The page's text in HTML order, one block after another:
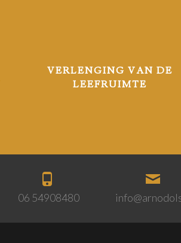
VERLENGING VAN DE
LEEFRUIMTE
06 54908480